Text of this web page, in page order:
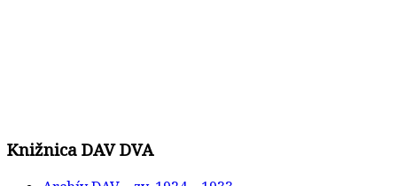
Knižnica DAV DVA